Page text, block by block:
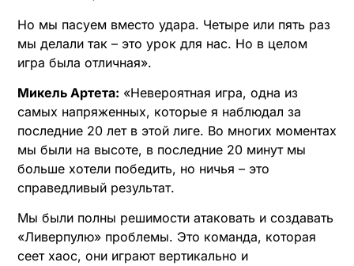
Но мы пасуем вместо удара. Четыре или пять раз
мы делали так – это урок для нас. Но в целом
игра была отличная».
Микель Артета: «Невероятная игра, одна из
самых напряженных, которые я наблюдал за
последние 20 лет в этой лиге. Во многих моментах
мы были на высоте, в последние 20 минут мы
больше хотели победить, но ничья – это
справедливый результат.
Мы были полны решимости атаковать и создавать
«Ливерпулю» проблемы. Это команда, которая
сеет хаос, они играют вертикально и